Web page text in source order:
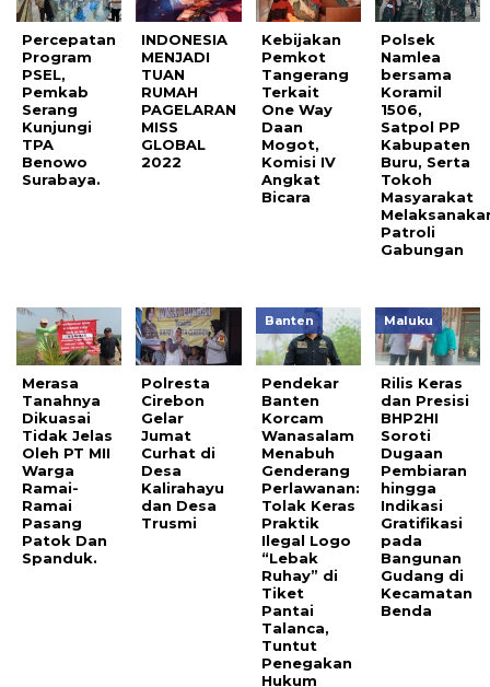
Percepatan
Program
PSEL,
Pemkab
Serang
Kunjungi
TPA
Benowo
Surabaya.
INDONESIA
MENJADI
TUAN
RUMAH
PAGELARAN
MISS
GLOBAL
2022
Kebijakan
Pemkot
Tangerang
Terkait
One Way
Daan
Mogot,
Komisi IV
Angkat
Bicara
Polsek
Namlea
bersama
Koramil
1506,
Satpol PP
Kabupaten
Buru, Serta
Tokoh
Masyarakat
Patroli
Gabungan
Merasa
Tanahnya
Dikuasai
Tidak Jelas
Oleh PT MII
Warga
Ramai-
Ramai
Pasang
Patok Dan
Spanduk.
Polresta
Cirebon
Gelar
Jumat
Curhat di
Desa
Kalirahayu
dan Desa
Trusmi
Banten
Pendekar
Banten
Korcam
Wanasalam
Menabuh
Genderang
Perlawanan:
Tolak Keras
Praktik
Ilegal Logo
“Lebak
Ruhay” di
Tiket
Pantai
Talanca,
Tuntut
Penegakan
Hukum
Maluku
Rilis Keras
dan Presisi
BHP2HI
Soroti
Dugaan
Pembiaran
hingga
Indikasi
Gratifikasi
pada
Bangunan
Gudang di
Kecamatan
Benda